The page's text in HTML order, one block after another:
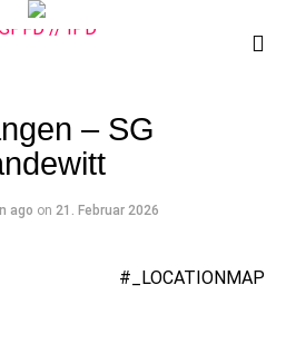
– SG
ago on 21. Februar 2026
#_LOCATIONMAP